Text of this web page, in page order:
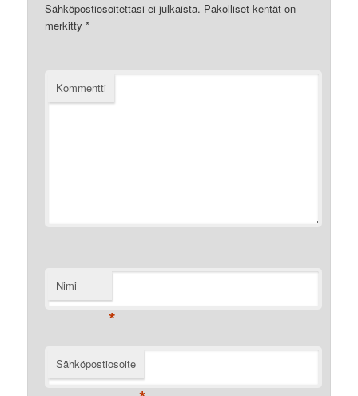
Sähköpostiosoitettasi ei julkaista. Pakolliset kentät on
merkitty*
Kommentti
Nimi
*
Sähköpostiosoite